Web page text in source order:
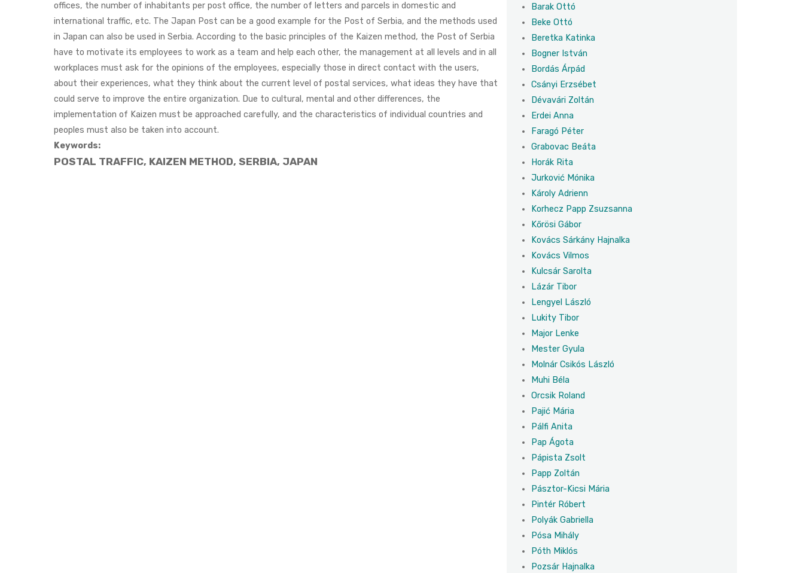
offices, the number of inhabitants per post office, the number of letters and parcels in domestic and
international traffic, etc. The Japan Post can be a good example for the Post of Serbia, and the methods used
in Japan can also be used in Serbia. According to the basic principles of the Kaizen method, the Post of Serbia
have to motivate its employees to work as a team and help each other, the management at all levels and in all
workplaces must ask for the opinions of the employees, especially those in direct contact with the users,
about their experiences, what they think about the current level of postal services, what ideas they have that
could serve to improve the entire organization. Due to cultural, mental and other differences, the
implementation of Kaizen must be approached carefully, and the characteristics of individual countries and
peoples must also be taken into account.
Keywords:
POSTAL TRAFFIC, KAIZEN METHOD, SERBIA, JAPAN
Barak Ottó
Beke Ottó
Beretka Katinka
Bogner István
Bordás Árpád
Csányi Erzsébet
Dévavári Zoltán
Erdei Anna
Faragó Péter
Grabovac Beáta
Horák Rita
Jurković Mónika
Károly Adrienn
Korhecz Papp Zsuzsanna
Kőrösi Gábor
Kovács Sárkány Hajnalka
Kovács Vilmos
Kulcsár Sarolta
Lázár Tibor
Lengyel László
Lukity Tibor
Major Lenke
Mester Gyula
Molnár Csikós László
Muhi Béla
Orcsik Roland
Pajić Mária
Pálfi Anita
Pap Ágota
Pápista Zsolt
Papp Zoltán
Pásztor-Kicsi Mária
Pintér Róbert
Polyák Gabriella
Pósa Mihály
Póth Miklós
Pozsár Hajnalka